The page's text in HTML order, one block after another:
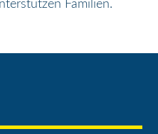
Familien.